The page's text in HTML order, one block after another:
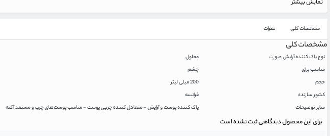
نمایش بیشتر
مشخصات کلی نظرات
مشخصات کلی
نوع پاک کننده آرایش صورت
محلول
مناسب برای
چشم
حجم
200 میلی لیتر
کشور سازنده
فرانسه
سایر توضیحات
پاک کننده پوست و آرایش - متعادل کننده چربی پوست - مناسب پوست‌های چرب و مستعد آکنه
برای این محصول دیدگاهی ثبت نشده است